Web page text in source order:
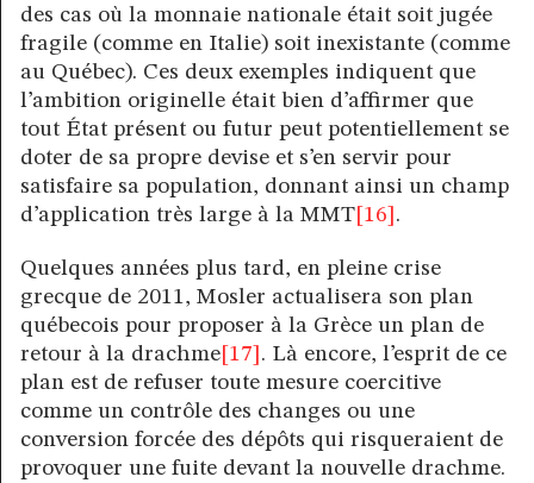
des cas où la monnaie nationale était soit jugée
fragile (comme en Italie) soit inexistante (comme
au Québec). Ces deux exemples indiquent que
l’ambition originelle était bien d’affirmer que
tout État présent ou futur peut potentiellement se
doter de sa propre devise et s’en servir pour
satisfaire sa population, donnant ainsi un champ
d’application très large à la MMT[16] .
Quelques années plus tard, en pleine crise
grecque de 2011, Mosler actualisera son plan
québecois pour proposer à la Grèce un plan de
retour à la drachme[17] . Là encore, l’esprit de ce
plan est de refuser toute mesure coercitive
comme un contrôle des changes ou une
conversion forcée des dépôts qui risqueraient de
provoquer une fuite devant la nouvelle drachme.